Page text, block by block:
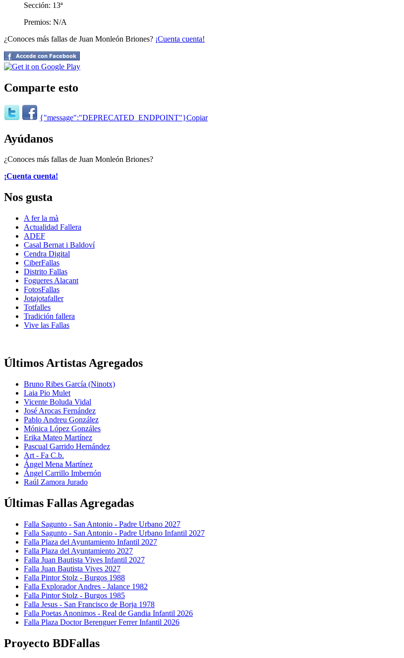
Sección: 13ª
Premios: N/A
¿Conoces más fallas de Juan Monleón Briones? ¡Cuenta cuenta!
Comparte esto
{"message":"DEPRECATED_ENDPOINT"}Copiar
Ayúdanos
¿Conoces más fallas de Juan Monleón Briones?
¡Cuenta cuenta!
Nos gusta
A fer la mà
Actualidad Fallera
ADEF
Casal Bernat i Baldoví
Cendra Digital
CiberFallas
Distrito Fallas
Fogueres Alacant
FotosFallas
Jotajotafaller
Totfalles
Tradición fallera
Vive las Fallas
Últimos Artistas Agregados
Bruno Ribes García (Ninotx)
Laia Pio Mulet
Vicente Boluda Vidal
José Arocas Fernández
Pablo Andreu González
Mónica López Gonzáles
Erika Mateo Martínez
Pascual Garrido Hernández
Art - Fa C.b.
Ángel Mena Martínez
Ángel Carrillo Imbernón
Raúl Zamora Jurado
Últimas Fallas Agregadas
Falla Sagunto - San Antonio - Padre Urbano 2027
Falla Sagunto - San Antonio - Padre Urbano Infantil 2027
Falla Plaza del Ayuntamiento Infantil 2027
Falla Plaza del Ayuntamiento 2027
Falla Juan Bautista Vives Infantil 2027
Falla Juan Bautista Vives 2027
Falla Pintor Stolz - Burgos 1988
Falla Explorador Andres - Jalance 1982
Falla Pintor Stolz - Burgos 1985
Falla Jesus - San Francisco de Borja 1978
Falla Poetas Anonimos - Real de Gandia Infantil 2026
Falla Plaza Doctor Berenguer Ferrer Infantil 2026
Proyecto BDFallas